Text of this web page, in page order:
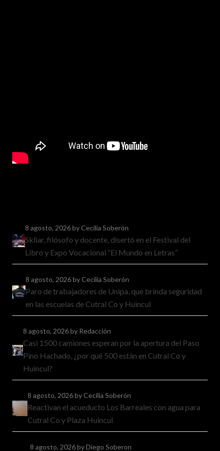
8 agosto, 2026by Cecilia Soberón
Skliar, filósofo y docente, disertó en el Festival del
Libro y Expo Vocacional “El Mundo en Letras”
8 agosto, 2026by Cecilia Soberón
Paro de trabajadores de Unipa, que brinda seguridad
en las escuelas de Cutral Co y Huincul
8 agosto, 2026by Redacción
Casi 1500 camiones esperan por la apertura del Paso
Pino Hachado, ¿por qué 500 están en Cutral Co y
Huincul?
8 agosto, 2026by Cecilia Soberón
Reactivan el acueducto Los Barreales con agua para
Cutral Co y Plaza Huincul
8 agosto, 2026by Diego Soberon